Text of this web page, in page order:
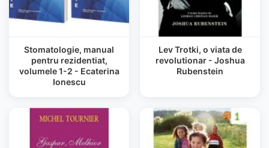
Stomatologie, manual
pentru rezidentiat,
volumele 1-2 - Ecaterina
Ionescu
Lev Trotki, o viata de
revolutionar - Joshua
Rubenstein